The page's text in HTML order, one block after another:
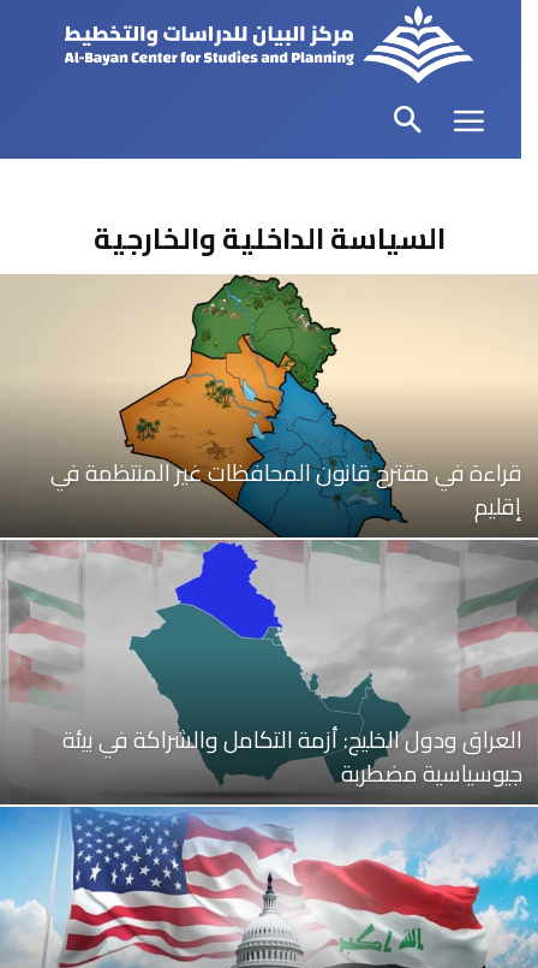
السياسة الداخلية والخارجية
قراءة في مقترح قانون المحافظات غير المنتظمة في
إقليم
العراق ودول الخليج: أزمة التكامل والشراكة في بيئة
جيوسياسية مضطربة